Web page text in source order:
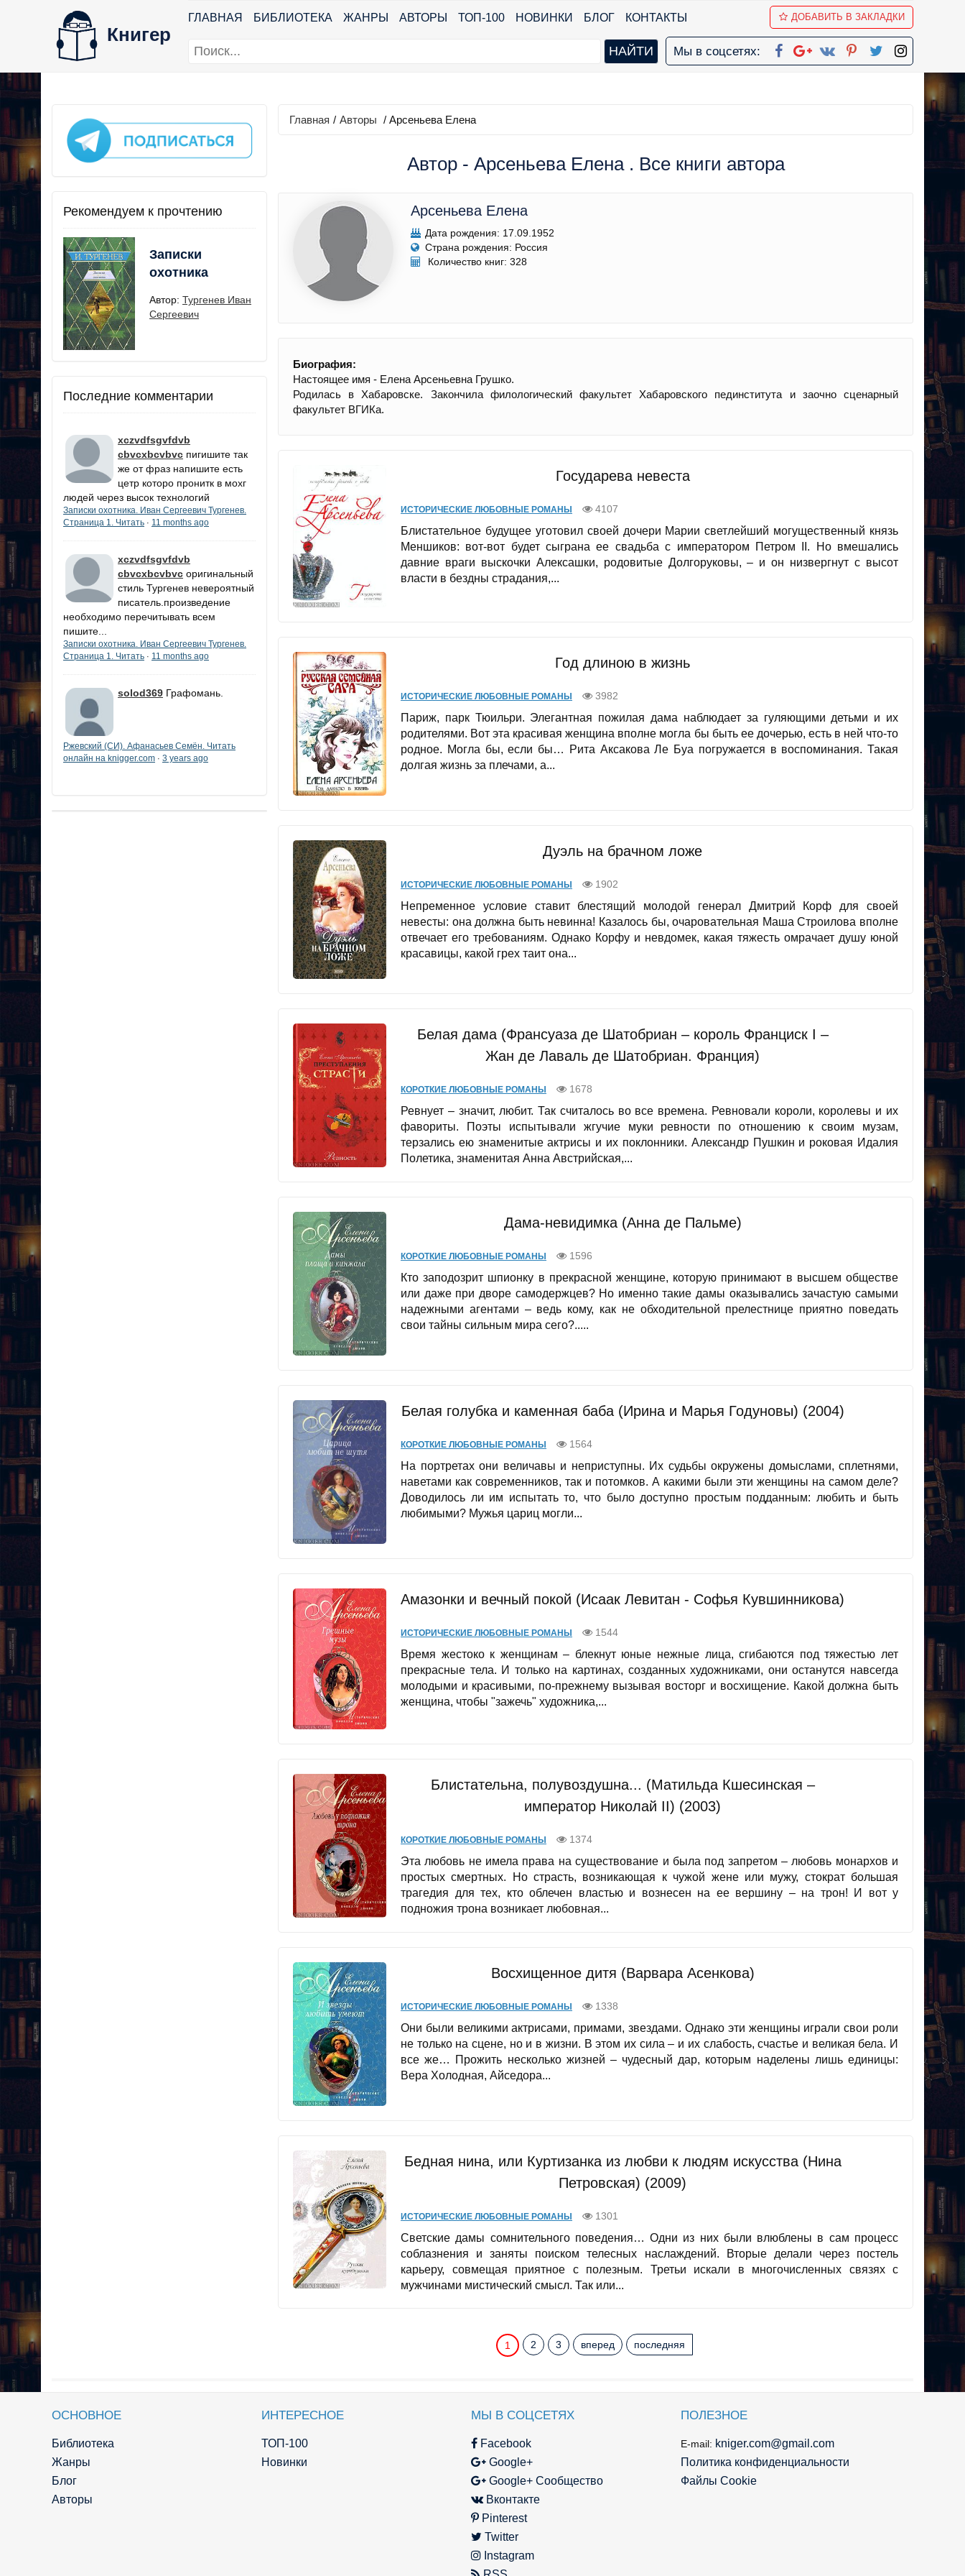
Книгер
ГЛАВНАЯ БИБЛИОТЕКА ЖАНРЫ АВТОРЫ ТОП-100 НОВИНКИ БЛОГ КОНТАКТЫ ДОБАВИТЬ В ЗАКЛАДКИ
Мы в соцсетях:
Рекомендуем к прочтению
Записки
охотника
Автор: Тургенев Иван
Сергеевич
Последние комментарии
xczvdfsgvfdvb
cbvcxbcvbvc пигишите так
же от фраз напишите есть
цетр которо пронитк в мохг
людей через высок технологий
Записки охотника. Иван Сергеевич Тургенев.
Страница 1. Читать · 11 months ago
xczvdfsgvfdvb
cbvcxbcvbvc оригинальный
стиль Тургенев невероятный
писатель.произведение
необходимо перечитывать всем
пишите...
Записки охотника. Иван Сергеевич Тургенев.
Страница 1. Читать · 11 months ago
solod369 Графомань.
Ржевский (СИ). Афанасьев Семён. Читать
онлайн на knigger.com · 3 years ago
Главная / Авторы / Арсеньева Елена
Автор - Арсеньева Елена . Все книги автора
Арсеньева Елена
Дата рождения: 17.09.1952
Страна рождения: Россия
Количество книг: 328
Биография:
Настоящее имя - Елена Арсеньевна Грушко.
Родилась в Хабаровске. Закончила филологический факультет Хабаровского пединститута и заочно сценарный
факультет ВГИКа.
Государева невеста
ИСТОРИЧЕСКИЕ ЛЮБОВНЫЕ РОМАНЫ 4107
Блистательное будущее уготовил своей дочери Марии светлейший могущественный князь
Меншиков: вот-вот будет сыграна ее свадьба с императором Петром II. Но вмешались
давние враги выскочки Алексашки, родовитые Долгоруковы, – и он низвергнут с высот
власти в бездны страдания,...
Год длиною в жизнь
ИСТОРИЧЕСКИЕ ЛЮБОВНЫЕ РОМАНЫ 3982
Париж, парк Тюильри. Элегантная пожилая дама наблюдает за гуляющими детьми и их
родителями. Вот эта красивая женщина вполне могла бы быть ее дочерью, есть в ней что-то
родное. Могла бы, если бы… Рита Аксакова Ле Буа погружается в воспоминания. Такая
долгая жизнь за плечами, а...
Дуэль на брачном ложе
ИСТОРИЧЕСКИЕ ЛЮБОВНЫЕ РОМАНЫ 1902
Непременное условие ставит блестящий молодой генерал Дмитрий Корф для своей
невесты: она должна быть невинна! Казалось бы, очаровательная Маша Строилова вполне
отвечает его требованиям. Однако Корфу и невдомек, какая тяжесть омрачает душу юной
красавицы, какой грех таит она...
Белая дама (Франсуаза де Шатобриан – король Франциск I –
Жан де Лаваль де Шатобриан. Франция)
КОРОТКИЕ ЛЮБОВНЫЕ РОМАНЫ 1678
Ревнует – значит, любит. Так считалось во все времена. Ревновали короли, королевы и их
фавориты. Поэты испытывали жгучие муки ревности по отношению к своим музам,
терзались ею знаменитые актрисы и их поклонники. Александр Пушкин и роковая Идалия
Полетика, знаменитая Анна Австрийская,...
Дама-невидимка (Анна де Пальме)
КОРОТКИЕ ЛЮБОВНЫЕ РОМАНЫ 1596
Кто заподозрит шпионку в прекрасной женщине, которую принимают в высшем обществе
или даже при дворе самодержцев? Но именно такие дамы оказывались зачастую самыми
надежными агентами – ведь кому, как не обходительной прелестнице приятно поведать
свои тайны сильным мира сего?.....
Белая голубка и каменная баба (Ирина и Марья Годуновы) (2004)
КОРОТКИЕ ЛЮБОВНЫЕ РОМАНЫ 1564
На портретах они величавы и неприступны. Их судьбы окружены домыслами, сплетнями,
наветами как современников, так и потомков. А какими были эти женщины на самом деле?
Доводилось ли им испытать то, что было доступно простым подданным: любить и быть
любимыми? Мужья цариц могли...
Амазонки и вечный покой (Исаак Левитан - Софья Кувшинникова)
ИСТОРИЧЕСКИЕ ЛЮБОВНЫЕ РОМАНЫ 1544
Время жестоко к женщинам – блекнут юные нежные лица, сгибаются под тяжестью лет
прекрасные тела. И только на картинах, созданных художниками, они останутся навсегда
молодыми и красивыми, по-прежнему вызывая восторг и восхищение. Какой должна быть
женщина, чтобы "зажечь" художника,...
Блистательна, полувоздушна... (Матильда Кшесинская –
император Николай II) (2003)
КОРОТКИЕ ЛЮБОВНЫЕ РОМАНЫ 1374
Эта любовь не имела права на существование и была под запретом – любовь монархов и
простых смертных. Но страсть, возникающая к чужой жене или мужу, стократ большая
трагедия для тех, кто облечен властью и вознесен на ее вершину – на трон! И вот у
подножия трона возникает любовная...
Восхищенное дитя (Варвара Асенкова)
ИСТОРИЧЕСКИЕ ЛЮБОВНЫЕ РОМАНЫ 1338
Они были великими актрисами, примами, звездами. Однако эти женщины играли свои роли
не только на сцене, но и в жизни. В этом их сила – и их слабость, счастье и великая бела. И
все же… Прожить несколько жизней – чудесный дар, которым наделены лишь единицы:
Вера Холодная, Айседора...
Бедная нина, или Куртизанка из любви к людям искусства (Нина
Петровская) (2009)
ИСТОРИЧЕСКИЕ ЛЮБОВНЫЕ РОМАНЫ 1301
Светские дамы сомнительного поведения… Одни из них были влюблены в сам процесс
соблазнения и заняты поиском телесных наслаждений. Вторые делали через постель
карьеру, совмещая приятное с полезным. Третьи искали в многочисленных связях с
мужчинами мистический смысл. Так или...
1 2 3 вперед последняя
ОСНОВНОЕ
Библиотека
Жанры
Блог
Авторы
ИНТЕРЕСНОЕ
ТОП-100
Новинки
МЫ В СОЦСЕТЯХ
Facebook
Google+
Google+ Сообщество
Вконтакте
Pinterest
Twitter
Instagram
ПОЛЕЗНОЕ
E-mail: kniger.com@gmail.com
Политика конфиденциальности
Файлы Cookie